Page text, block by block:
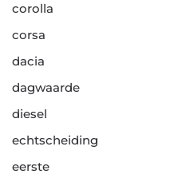
corolla
corsa
dacia
dagwaarde
diesel
echtscheiding
eerste